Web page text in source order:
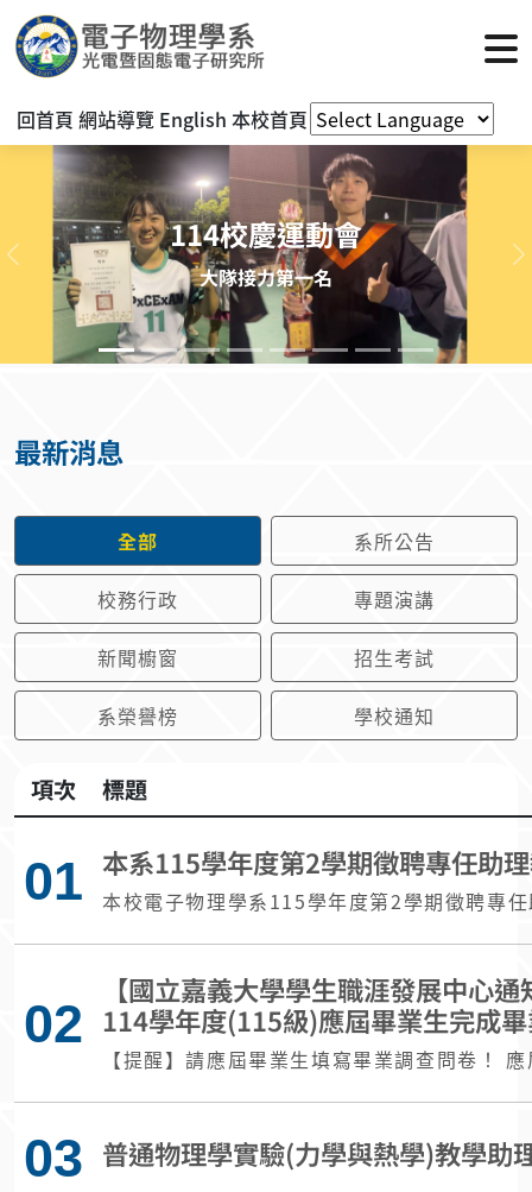
回首頁 網站導覽 English 本校首頁
114校慶運動會
大隊接力第一名
上一則
最新消息
全部 系所公告
校務行政 專題演講
新聞櫥窗 招生考試
系榮譽榜 學校通知
項次 標題
01 本系115學年度第2學期徵聘專任助
本校電子物理學系115學年度第2學期徵聘專
02
【國立嘉義大學學生職涯發展中心
114學年度(115級)應屆畢業生完成
【提醒】請應屆畢業生填寫畢業調查問卷！ 應屆畢業生同學您好～職
系統
（https://web085004.adm.ncyu.edu.tw/
03 普通物理學實驗(力學與熱學)教學助